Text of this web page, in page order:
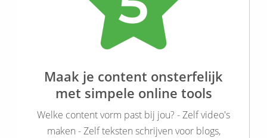
Maak je content onsterfelijk
met simpele online tools
Welke content vorm past bij jou? - Zelf video's
maken - Zelf teksten schrijven voor blogs,